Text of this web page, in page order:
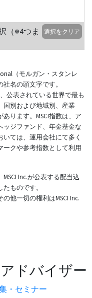
（※4つま
選択をクリア
（モルガン・スタンレ
名の頭文字です。
公表されている世界で最も
国別および地域別、産業
ります。MSCI指数は、ア
ッジファンド、年金基金な
ては、運用会社にて多く
ークや参考指数として利用
Inc.が公表する配当込
ものです。
他一切の権利はMSCI Inc.
ドバイザー
・セミナー